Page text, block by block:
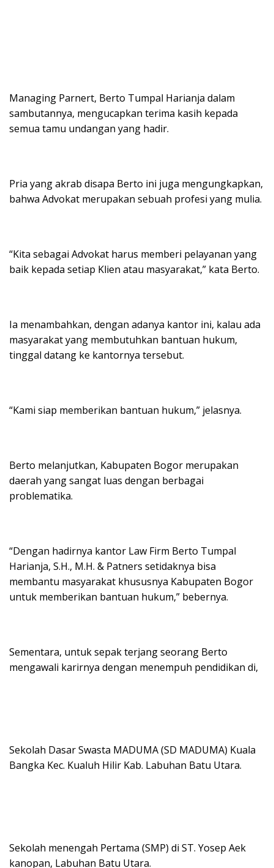
Managing Parnert, Berto Tumpal Harianja dalam
sambutannya, mengucapkan terima kasih kepada
semua tamu undangan yang hadir.
Pria yang akrab disapa Berto ini juga mengungkapkan,
bahwa Advokat merupakan sebuah profesi yang mulia.
“Kita sebagai Advokat harus memberi pelayanan yang
baik kepada setiap Klien atau masyarakat,” kata Berto.
Ia menambahkan, dengan adanya kantor ini, kalau ada
masyarakat yang membutuhkan bantuan hukum,
tinggal datang ke kantornya tersebut.
“Kami siap memberikan bantuan hukum,” jelasnya.
Berto melanjutkan, Kabupaten Bogor merupakan
daerah yang sangat luas dengan berbagai
problematika.
“Dengan hadirnya kantor Law Firm Berto Tumpal
Harianja, S.H., M.H. & Patners setidaknya bisa
membantu masyarakat khususnya Kabupaten Bogor
untuk memberikan bantuan hukum,” bebernya.
Sementara, untuk sepak terjang seorang Berto
mengawali karirnya dengan menempuh pendidikan di,
Sekolah Dasar Swasta MADUMA (SD MADUMA) Kuala
Bangka Kec. Kualuh Hilir Kab. Labuhan Batu Utara.
Sekolah menengah Pertama (SMP) di ST. Yosep Aek
kanopan, Labuhan Batu Utara.